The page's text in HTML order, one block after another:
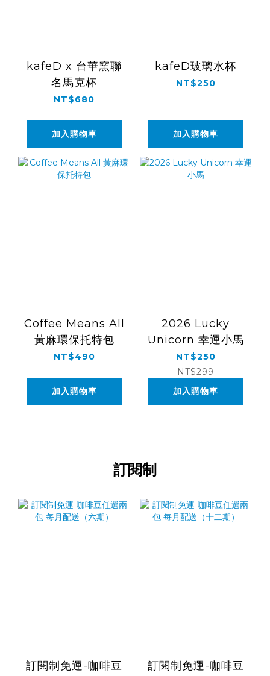
kafeD x 台華窯聯
名馬克杯
NT$680
加入購物車
kafeD玻璃水杯
NT$250
加入購物車
Coffee Means All
黃麻環保托特包
NT$490
加入購物車
2026 Lucky
Unicorn 幸運小馬
NT$250
NT$299
加入購物車
訂閱制
訂閱制免運-咖啡豆
訂閱制免運-咖啡豆